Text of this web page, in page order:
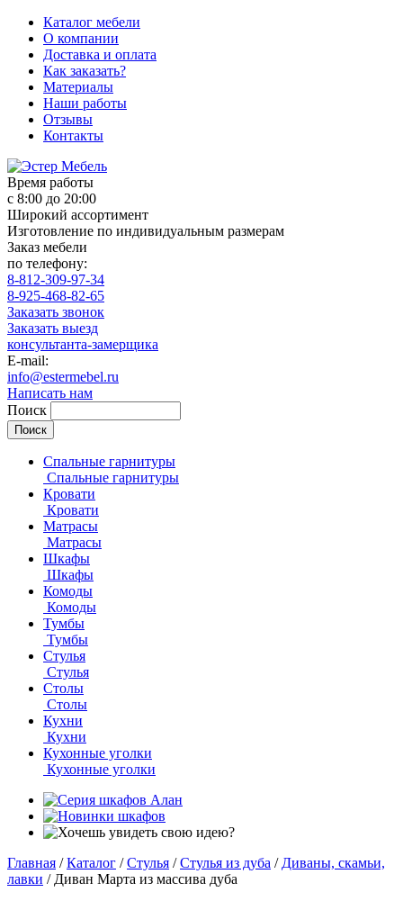
Каталог мебели
О компании
Доставка и оплата
Как заказать?
Материалы
Наши работы
Отзывы
Контакты
Время работы
с 8:00 до 20:00
Широкий ассортимент
Изготовление по индивидуальным размерам
Заказ мебели
по телефону:
8-812-309-97-34
8-925-468-82-65
Заказать звонок
Заказать выезд
консультанта-замерщика
E-mail:
info@estermebel.ru
Написать нам
Поиск
Спальные гарнитуры
Спальные гарнитуры
Кровати
Кровати
Матрасы
Матрасы
Шкафы
Шкафы
Комоды
Комоды
Тумбы
Тумбы
Стулья
Стулья
Столы
Столы
Кухни
Кухни
Кухонные уголки
Кухонные уголки
Главная / Каталог / Стулья / Стулья из дуба / Диваны, скамьи,
лавки / Диван Марта из массива дуба